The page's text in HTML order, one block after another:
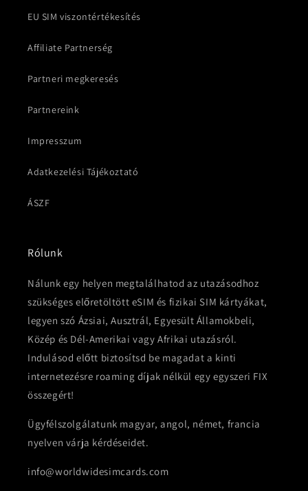
EU SIM viszontértékesítés
Affiliate Partnerség
Partneri megkeresés
Partnereink
Impresszum
Adatkezelési Tájékoztató
ÁSZF
Rólunk
Nálunk egy helyen megtalálhatod az utazásodhoz
szükséges előretöltött eSIM és fizikai SIM kártyákat,
legyen szó Ázsiai, Ausztrál, Egyesült Államokbeli,
Közép és Dél-Amerikai vagy Afrikai utazásról.
Indulásod előtt biztosítsd be magadat a kinti
internetezésre roaming díjak nélkül egy egyszeri FIX
összegért!
Ügyfélszolgálatunk magyar, angol, német, francia
nyelven várja kérdéseidet.
info@worldwidesimcards.com